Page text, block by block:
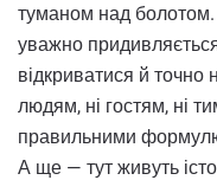
туманом над болотом.
уважно
відкриватися й точно
людям, ні гостям, ні
правильними
А ще — тут живуть